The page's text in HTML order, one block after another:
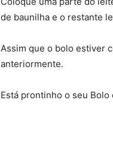
de baunilha e o restante
Assim que o bolo estiver
anteriormente.
Está prontinho o seu